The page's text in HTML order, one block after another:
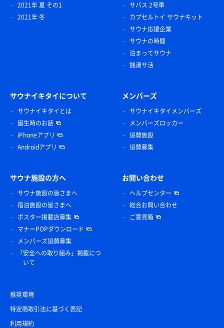
2021年 夏 その1
2021年 冬
サバス 2号車
カプセルトイ サウナキット
サウナ応援企業
サウナの時間
泊まってサウナ
銭湯サ活
サウナイキタイについて
サウナイキタイとは
誕生時のお話
iPhoneアプリ
Androidアプリ
メンバーズ
サウナイキタイメンバーズ
メンバーズロッカー
協賛施設
協賛募集
サウナ施設の方へ
サウナ施設の皆さまへ
宿泊施設の皆さまへ
ポスター掲載店募集
マナーPOPダウンロード
メンバーズ協賛募集
「安全への取り組み」掲載につ
いて
お問い合わせ
ヘルプセンター
総合お問い合わせ
ご意見箱
推奨環境
特定商取引法に基づく表記
利用規約